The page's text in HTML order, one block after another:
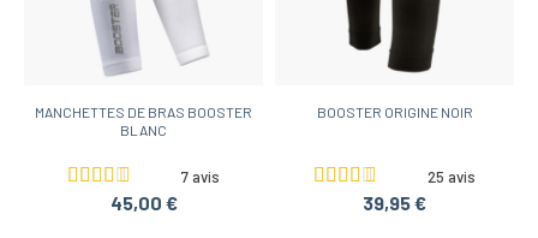
MANCHETTES DE BRAS BOOSTER
BLANC
7 avis
45,00 €
BOOSTER ORIGINE NOIR
25 avis
39,95 €